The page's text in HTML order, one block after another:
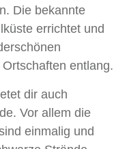
Die bekannte
errichtet und
entlang.
dir auch
Vor allem die
einmalig und